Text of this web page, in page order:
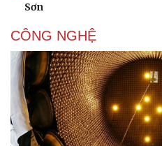
Sơn
CÔNG NGHỆ